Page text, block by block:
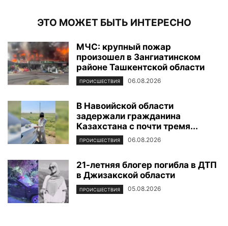
ЭТО МОЖЕТ БЫТЬ ИНТЕРЕСНО
МЧС: крупный пожар
произошел в Зангиатинском
районе Ташкентской области
ПРОИСШЕСТВИЯ 06.08.2026
В Навоийской области
задержали гражданина
Казахстана с почти тремя...
ПРОИСШЕСТВИЯ 06.08.2026
21-летняя блогер погибла в ДТП
в Джизакской области
ПРОИСШЕСТВИЯ 05.08.2026